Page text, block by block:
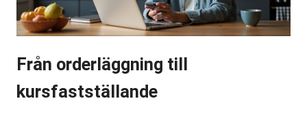
Från orderläggning till
kursfastställande